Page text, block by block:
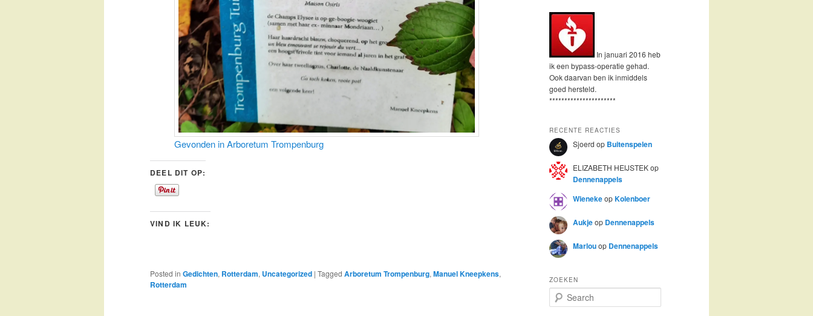
Gevonden in Arboretum Trompenburg
DEEL DIT OP:
VIND IK LEUK:
Posted in Gedichten, Rotterdam, Uncategorized | Tagged Arboretum Trompenburg, Manuel Kneepkens,
Rotterdam
In januari 2016 heb
ik een bypass-operatie gehad.
Ook daarvan ben ik inmiddels
goed hersteld.
**********************
RECENTE REACTIES
Sjoerd op Buitenspelen
ELIZABETH HEIJSTEKop
Dennenappels
WienekeopKolenboer
Aukjeop Dennenappels
Marlouop Dennenappels
ZOEKEN
e